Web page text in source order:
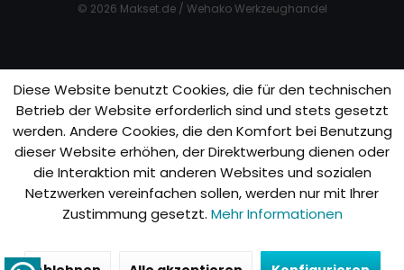
© 2026 Makset.de / Wehako Werkzeughandel
Diese Website benutzt Cookies, die für den technischen
Betrieb der Website erforderlich sind und stets gesetzt
werden. Andere Cookies, die den Komfort bei Benutzung
dieser Website erhöhen, der Direktwerbung dienen oder
die Interaktion mit anderen Websites und sozialen
Netzwerken vereinfachen sollen, werden nur mit Ihrer
Zustimmung gesetzt. Mehr Informationen